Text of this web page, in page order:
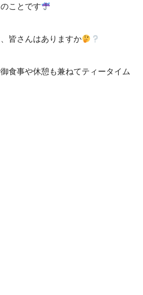
ことです
皆さんはありますか
食事や休憩も兼ねてティータイム